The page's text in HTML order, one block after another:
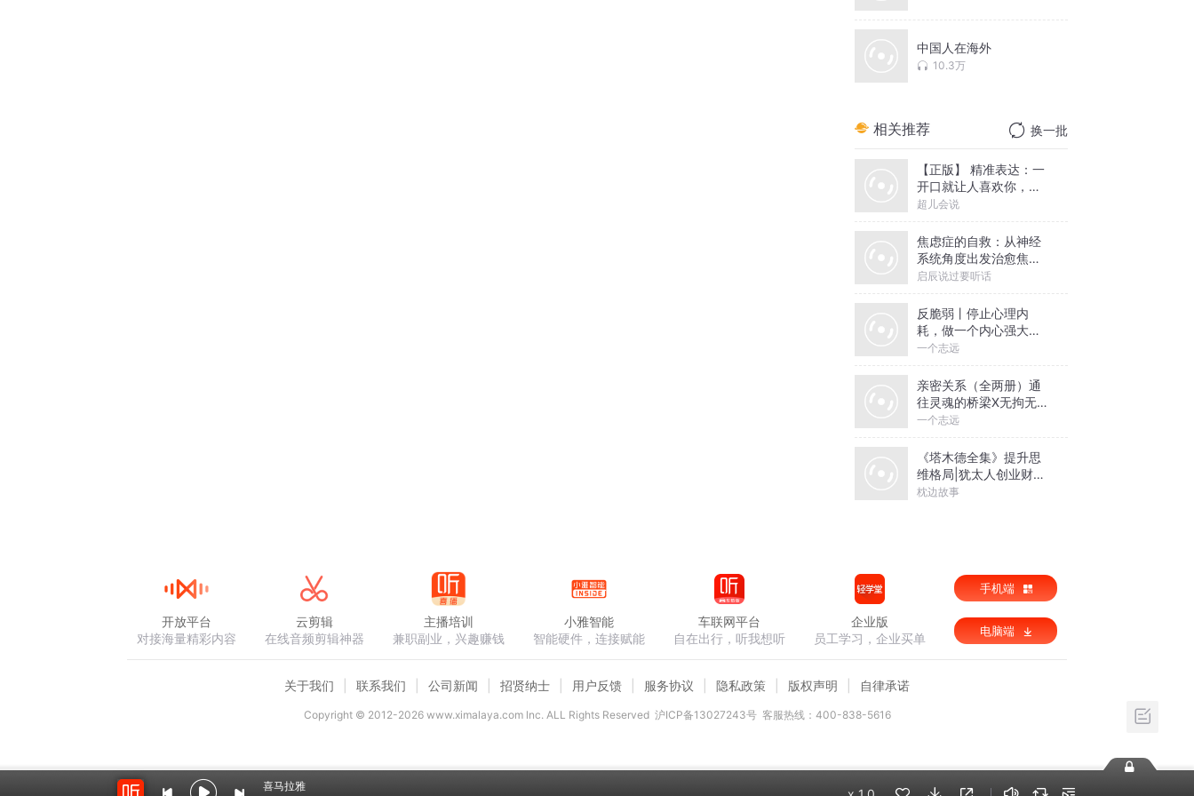
中国人在海外
10.3万
相关推荐 换一批
【正版】 精准表达：一
开口就让人喜欢你，情
商沟通必听
超儿会说
焦虑症的自救：从神经
系统角度出发治愈焦虑
症
启辰说过要听话
反脆弱丨停止心理内
耗，做一个内心强大的
人丨一个志远演播
一个志远
亲密关系（全两册）通
往灵魂的桥梁X无拘无束
的关系丨亲密关系心理
一个志远
《塔木德全集》提升思
维格局|犹太人创业财富
圣经
枕边故事
喜马拉雅
开放平台
对接海量精彩内容
云剪辑
在线音频剪辑神器
主播培训
兼职副业，兴趣赚钱
小雅智能
智能硬件，连接赋能
车联网平台
自在出行，听我想听
企业版
员工学习，企业买单
手机端
电脑端
关于我们 联系我们 公司新闻 招贤纳士 用户反馈 服务协议 隐私政策 版权声明 自律承诺
Copyright © 2012-2026www.ximalaya.com lnc. ALL Rights Reserved 沪ICP备13027243号 客服热线：400-838-5616